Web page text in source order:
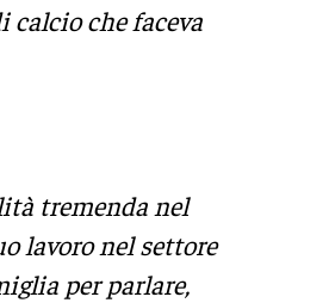
che faceva
tremenda nel
lavoro nel settore
per parlare,